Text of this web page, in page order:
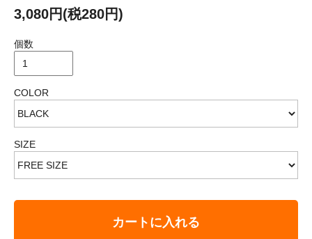
3,080円(税280円)
個数
COLOR
SIZE
カートに入れる